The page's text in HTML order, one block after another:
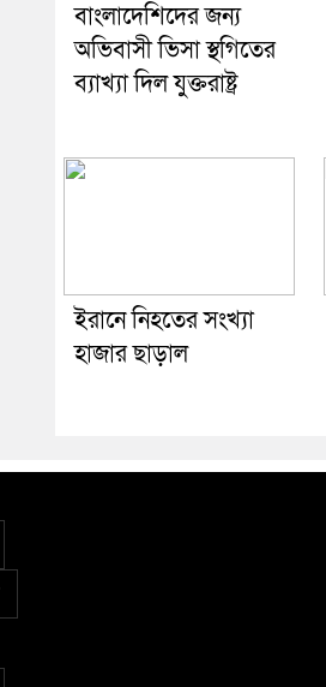
বাংলাদেশিদের জন্য
অভিবাসী ভিসা স্থগিতের
ব্যাখ্যা দিল যুক্তরাষ্ট্র
ইরানে নিহতের সংখ্যা
হাজার ছাড়াল